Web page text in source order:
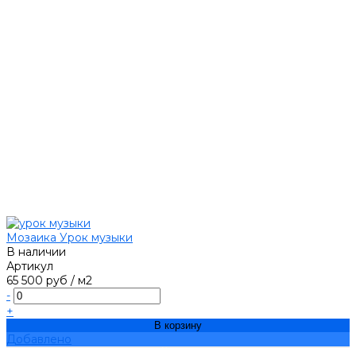
Мозаика Урок музыки
В наличии
Артикул
65 500 руб / м2
-
+
В корзину
Добавлено